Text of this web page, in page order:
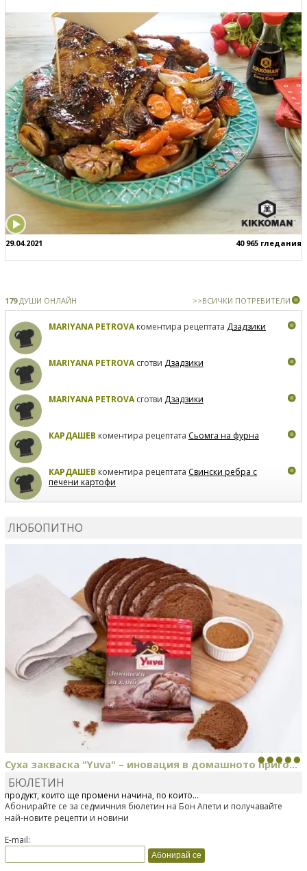
29.04.2021 40 965 гледания
179ДУШИ ОНЛАЙН >>ВСИЧКИ ПОТРЕБИТЕЛИ
MARIYANA PETROVAкоментира рецептата Дзадзики
MARIYANA PETROVAсготви Дзадзики
MARIYANA PETROVAсготви Дзадзики
КАРДАШЕВ коментира рецептата Сьомга на фурна
КАРДАШЕВ коментира рецептата Свински ребра с
печени картофи
ЛЮБОПИТНО
Суха закваска "Yuva" – иновация в домашното приго...
Отскоро Лесафр България стартира предлагането на изцяло нов
продукт, който ще промени начина, по който...
БЮЛЕТИН
Абонирайте се за седмичния бюлетин на Бон Апети и получавайте
най-новите рецепти и новини
E-mail: